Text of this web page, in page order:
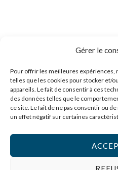
Gérer le
Pour offrir les meilleures expériences,
telles que les cookies pour stocker et/
appareils. Le fait de consentir à ces
des données telles que le
ce site. Le fait de ne pas consentir ou
un effet négatif sur certaines